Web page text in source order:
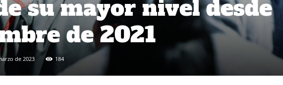
su mayor nivel desde
de 2021
de 2023 184